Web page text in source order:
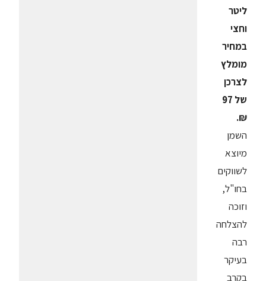
ליטר
וחצי
במחיר
מומלץ
לצרכן
של 97
₪.
השמן
מיוצא
לשווקים
בחו"ל,
וזוכה
להצלחה
רבה
בעיקר
בקרב